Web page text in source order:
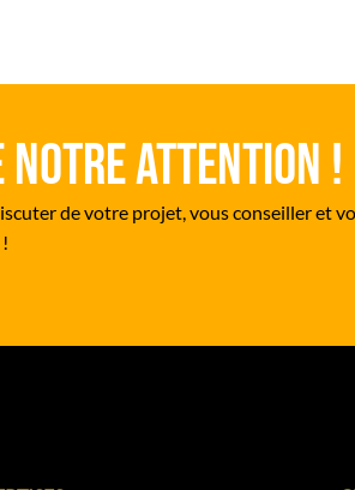
attention !
de votre projet, vous conseiller et